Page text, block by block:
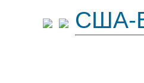
США-